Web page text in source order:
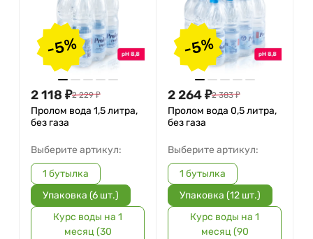
-5%
2 118 ₽2 229 ₽
Пролом вода 1,5 литра,
без газа
Выберите артикул:
1 бутылка
Упаковка (6 шт.)
Курс воды на 1
месяц (30
-5%
2 264₽2 383 ₽
Пролом вода 0,5 литра,
без газа
Выберите артикул:
1 бутылка
Упаковка (12 шт.)
Курс воды на 1
месяц (90